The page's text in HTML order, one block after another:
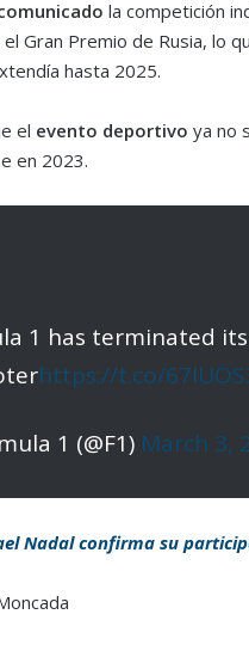
la competición
Gran Premio de Rusia, lo
hasta 2025.
el evento deportivo ya no
en 2023.
1 has terminated
https://t.co/
1 (@F1) March 3,
Nadal confirma su